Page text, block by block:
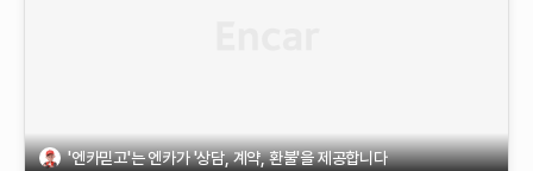
'엔카믿고'는 엔카가 '상담, 계약, 환불'을 제공합니다